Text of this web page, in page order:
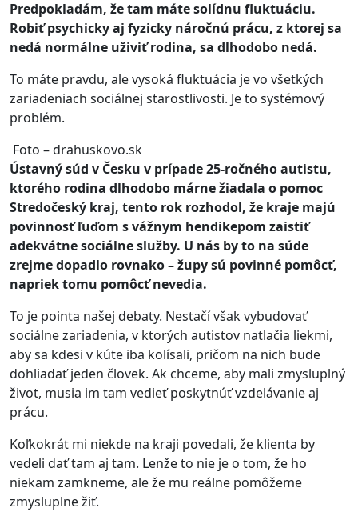
Predpokladám, že tam máte solídnu fluktuáciu.
Robiť psychicky aj fyzicky náročnú prácu, z ktorej sa
nedá normálne uživiť rodina, sa dlhodobo nedá.
To máte pravdu, ale vysoká fluktuácia je vo všetkých
zariadeniach sociálnej starostlivosti. Je to systémový
problém.
Foto – drahuskovo.sk
Ústavný súd v Česku v prípade 25-ročného autistu,
ktorého rodina dlhodobo márne žiadala o pomoc
Stredočeský kraj, tento rok rozhodol, že kraje majú
povinnosť ľuďom s vážnym hendikepom zaistiť
adekvátne sociálne služby. U nás by to na súde
zrejme dopadlo rovnako – župy sú povinné pomôcť,
napriek tomu pomôcť nevedia.
To je pointa našej debaty. Nestačí však vybudovať
sociálne zariadenia, v ktorých autistov natlačia liekmi,
aby sa kdesi v kúte iba kolísali, pričom na nich bude
dohliadať jeden človek. Ak chceme, aby mali zmysluplný
život, musia im tam vedieť poskytnúť vzdelávanie aj
prácu.
Koľkokrát mi niekde na kraji povedali, že klienta by
vedeli dať tam aj tam. Lenže to nie je o tom, že ho
niekam zamkneme, ale že mu reálne pomôžeme
zmysluplne žiť.